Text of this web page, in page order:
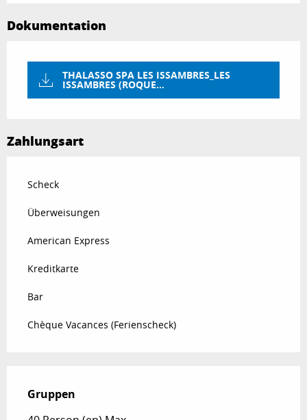
Dokumentation
THALASSO SPA LES ISSAMBRES_LES
ISSAMBRES (ROQUE...
Zahlungsart
Scheck
Überweisungen
American Express
Kreditkarte
Bar
Chèque Vacances (Ferienscheck)
Gruppen
Gruppen